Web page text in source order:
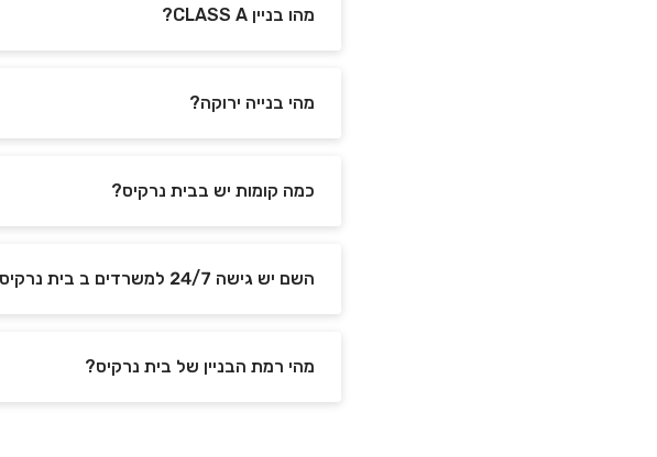
מהו בניין CLASS A?
מהי בנייה ירוקה?
כמה קומות יש בבית נרקיס?
השם יש גישה 24/7 למשרדים ב בית נרקיס?
מהי רמת הבניין של בית נרקיס?